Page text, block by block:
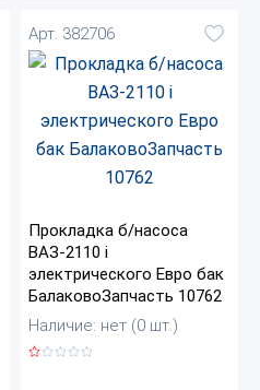
Арт. 382706
Прокладка б/насоса
ВАЗ-2110 i
электрического Евро бак
БалаковоЗапчасть 10762
Наличие: нет (0 шт.)